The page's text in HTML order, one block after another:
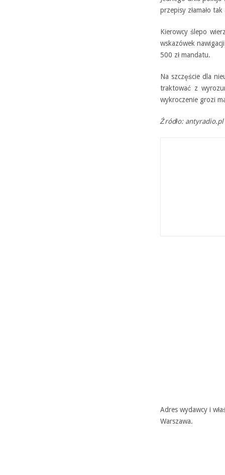
przepisy złamało
Kierowcy ślepo
wskazówek
500 zł mandatu.
Na szczęście dla
traktować z
wykroczenie grozi
Źródło: antyradio.pl
Adres wydawcy i
Warszawa.